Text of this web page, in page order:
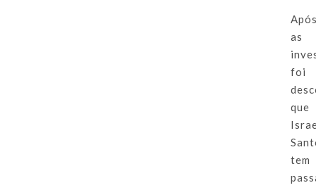
as
foi
que
tem